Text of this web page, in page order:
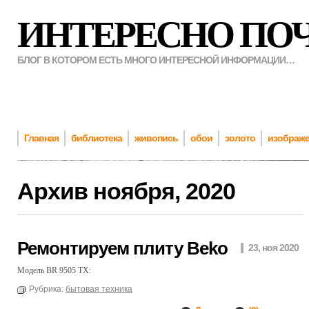
ИНТЕРЕСНО
БЛОГ В КОТОРОМ ЕСТЬ МНОГО ИНТЕРЕСНОЙ ИНФОРМАЦИИ…
Главная библиотека живопись обои золото
Архив ноября, 2020
Ремонтируем плиту Beko 23, ноя 2020
Модель BR 9505 TX:
Рубрика: бытовая техника